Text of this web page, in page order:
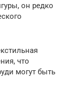
он редко
что
могут быть